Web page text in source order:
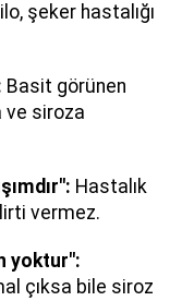
şeker hastalığı
Basit görünen
ve siroza
Hastalık
vermez.
yoktur":
çıksa bile siroz